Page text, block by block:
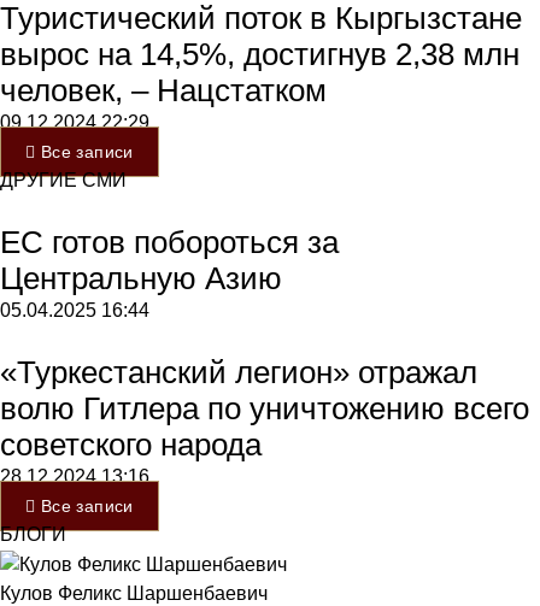
Туристический поток в Кыргызстане
вырос на 14,5%, достигнув 2,38 млн
человек, – Нацстатком
09.12.202422:29
Все записи
ДРУГИЕ СМИ
ЕС готов побороться за
Центральную Азию
05.04.2025 16:44
«Туркестанский легион» отражал
волю Гитлера по уничтожению всего
советского народа
28.12.202413:16
Все записи
БЛОГИ
Кулов Феликс Шаршенбаевич